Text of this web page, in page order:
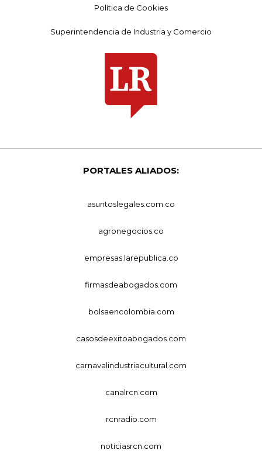
Política de Cookies
Superintendencia de Industria y Comercio
PORTALES ALIADOS:
asuntoslegales.com.co
agronegocios.co
empresas.larepublica.co
firmasdeabogados.com
bolsaencolombia.com
casosdeexitoabogados.com
carnavalindustriacultural.com
canalrcn.com
rcnradio.com
noticiasrcn.com